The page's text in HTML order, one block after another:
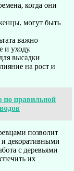
когда они
могут быть
важно
и уходу.
высадки
на рост и
по правильной
позволит
декоративными
с деревьями
их